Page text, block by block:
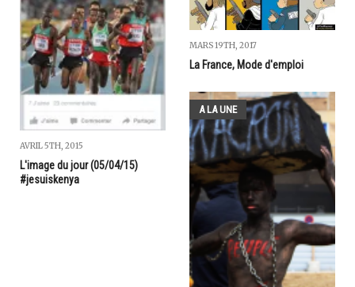
AVRIL 5TH, 2015
L'image du jour (05/04/15)
#jesuiskenya
MARS 19TH, 2017
La France, Mode d'emploi
A LA UNE